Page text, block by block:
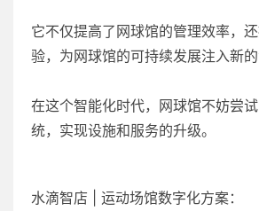
它不仅提高了网球馆的管理效率，
验，为网球馆的可持续发展注入新的
在这个智能化时代，网球馆不妨尝
统，实现设施和服务的升级。
水滴智店 | 运动场馆数字化方案：